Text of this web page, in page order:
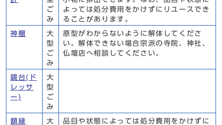
ご
み
よっては処分費用をかけずにリユースでき
ることがあります。
神棚
大
型
ご
み
原型がわからないように解体してくださ
い。解体できない場合宗派の寺院、神社、
仏壇店へ相談してください。
鏡台(ド
レッサ
ー)
大
型
ご
み
額縁
大
品目や状態によっては処分費用をかけずに